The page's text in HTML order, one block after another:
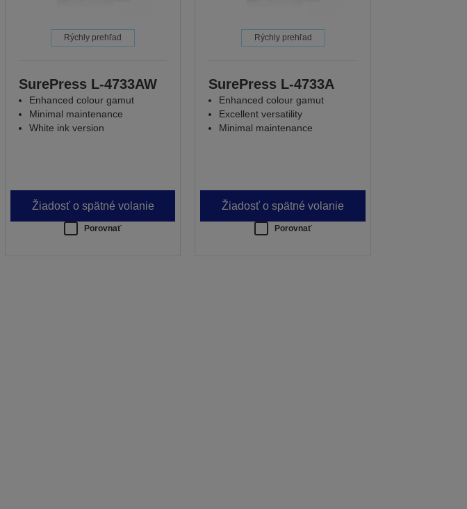
Rýchly prehľad
SurePress L-4733AW
Enhanced colour gamut
Minimal maintenance
White ink version
Žiadosť o spätné volanie
Porovnať
Rýchly prehľad
SurePress L-4733A
Enhanced colour gamut
Excellent versatility
Minimal maintenance
Žiadosť o spätné volanie
Porovnať